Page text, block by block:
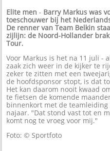
Elite men - Barry Markus was
toeschouwer bij het
De renner van Team Belkin
zijlijn: de Noord-Hollander
Tour.
Voor Markus is het na 11 juli -
zaak zich weer in de kijker te
zeker te zitten met een
de hoofdsponsor stopt, is dat
Het kan daarom nooit kwaad
te fietsen de komende
binnenkort met de
najaar. "Dat stond vast tot en
komt nog te vroeg voor mij."
Foto: © Sportfoto